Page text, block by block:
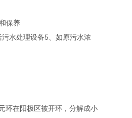
保养
水处理设备5、如原污水浓
环在阳极区被开环，分解成小